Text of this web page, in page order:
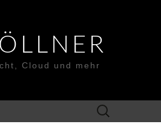
Cloud und mehr
Suchen
nach: